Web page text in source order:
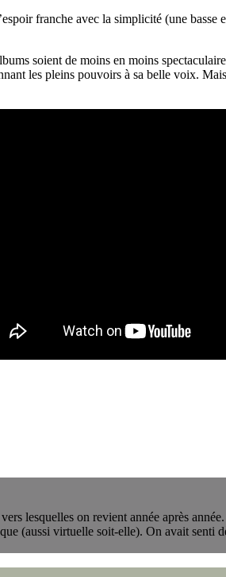
franche avec la simplicité (une basse
soient de moins en moins
les pleins pouvoirs à sa belle voix.
lesquelles on revient année après
(aussi virtuelle soit-elle). On avait senti